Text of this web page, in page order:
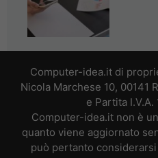
Computer-idea.it di
Nicola Marchese 10, 00141
e Partita I.V.A.
Computer-idea.it non è
quanto viene aggiornato
può pertanto